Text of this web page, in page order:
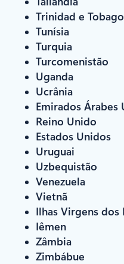
Trinidad e Tobago
Tunísia
Turquia
Turcomenistão
Uganda
Ucrânia
Emirados Árabes
Reino Unido
Estados Unidos
Uruguai
Uzbequistão
Venezuela
Vietnã
Ilhas Virgens dos
Iêmen
Zâmbia
Zimbábue